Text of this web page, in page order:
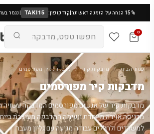
15% הנחה על הזמנה ראשונה |קוד קופון: TAKI15
|נגמר
0
עמוד הבית / מדבקות קיר / מדבקות קיר מפורסמים
מדבקות קיר מפורסמים
מדבקות קיר של אנשים מפורסמים המדבקה עשויה
מכניסה אוירה מיוחדת ונעימה המדבקה מעוצבת
למשרדים ולחללים עבודה מגיעה עם גליון מעבר